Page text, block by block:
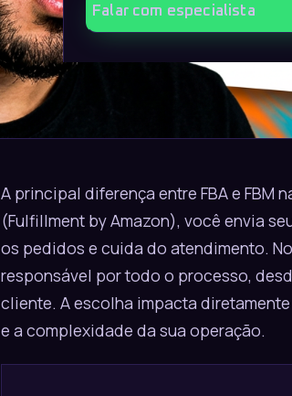
Falar com especialista
A principal diferença entre FBA e FBM
(Fulfillment by Amazon), você envia
os pedidos e cuida do atendimento.
responsável por todo o processo,
cliente. A escolha impacta
e a complexidade da sua operação.